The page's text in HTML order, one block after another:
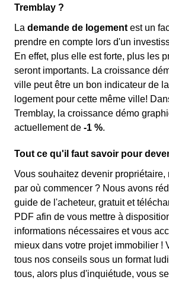
Tremblay ?
La demande de logement est un
prendre en compte lors d'un
En effet, plus elle est forte, plus les
seront importants. La croissance
ville peut être un bon indicateur de
logement pour cette même ville!
Tremblay, la croissance démo
actuellement de -1 %.
Tout ce qu'il faut savoir pour
Vous souhaitez devenir propriétaire,
par où commencer ? Nous avons
guide de l'acheteur, gratuit et
PDF afin de vous mettre à
informations nécessaires et vous
mieux dans votre projet immobilier !
tous nos conseils sous un format
tous, alors plus d'inquiétude, vous